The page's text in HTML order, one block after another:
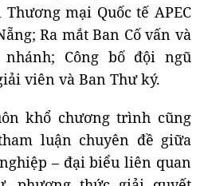
mại Quốc tế APEC
Ra mắt Ban Cố vấn và
Công bố đội ngũ
viên và Ban Thư ký.
khổ chương trình cũng
luận chuyên đề giữa
– đại biểu liên quan